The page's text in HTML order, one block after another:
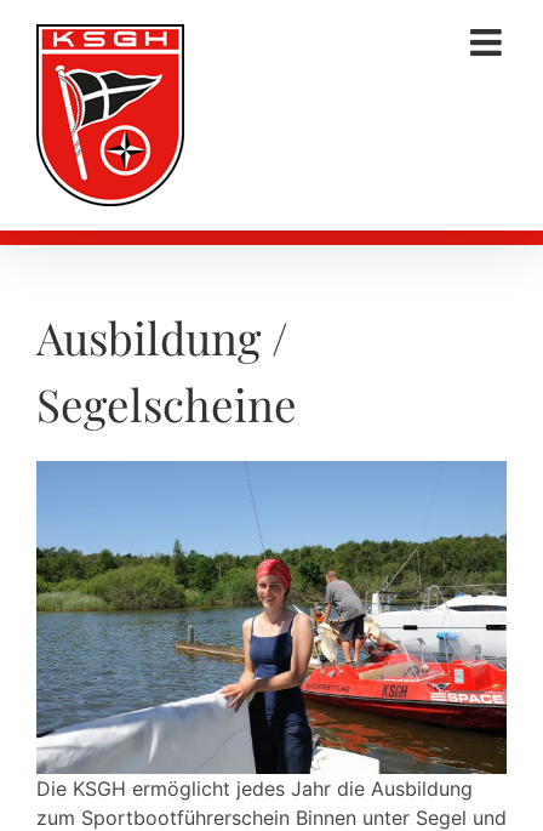
Inhalt
springen
Ausbildung /
Segelscheine
Die KSGH ermöglicht jedes Jahr die Ausbildung
zum Sportbootführerschein Binnen unter Segel und